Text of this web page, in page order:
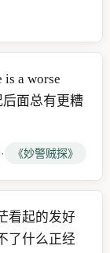
is a worse
后面总有更糟
· 《妙警贼探》
看起的发好
了什么正经